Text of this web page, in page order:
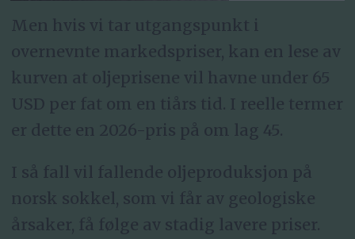
Men hvis vi tar utgangspunkt i
overnevnte markedspriser, kan en lese av
kurven at oljeprisene vil havne under 65
USD per fat om en tiårs tid. I reelle termer
er dette en 2026-pris på om lag 45.
I så fall vil fallende oljeproduksjon på
norsk sokkel, som vi får av geologiske
årsaker, få følge av stadig lavere priser.